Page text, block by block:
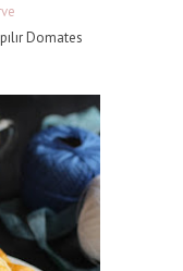
Domates